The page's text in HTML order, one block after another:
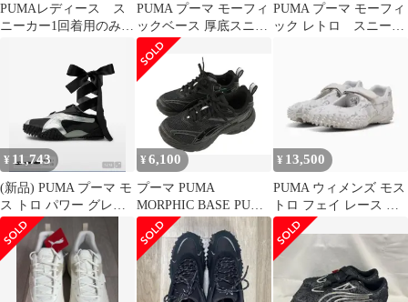
PUMAレディース ス
ニーカー1回着用のみ
PUMA プーマ モーフィ
ックベース 厚底スニー
カー 黒 23 美品 即日発
送
PUMA プーマ モーフィ
ック レトロ スニーカ
¥ 11,743
(新品) PUMA プーマ モ
ス トロ パワー グレー
ス ブラック バレエコア
250
¥6,100
プーマ PUMA
MORPHIC BASE PUMA
BLACKST 392982-04 モ
ーフィック ベース
23cm 黒 ブラック スニ
ーカー シューズ 靴
¥ 13,500
PUMA ウィメンズ モス
トロ フェイ レース ス
ニーカー 24.5